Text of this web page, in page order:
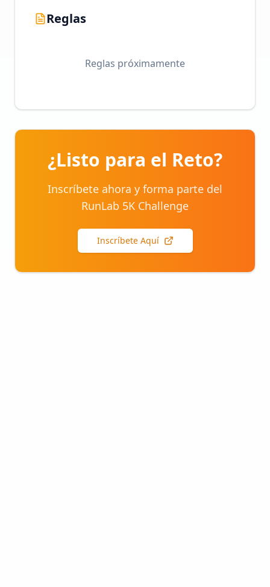
Reglas
Reglas próximamente
¿Listo para el Reto?
Inscríbete ahora y forma parte del
RunLab 5K Challenge
Inscríbete Aquí